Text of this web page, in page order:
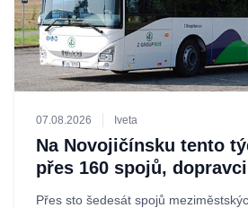
07.08.2026 Iveta
Na Novojičínsku tento
přes 160 spojů,
Přes sto šedesát spojů